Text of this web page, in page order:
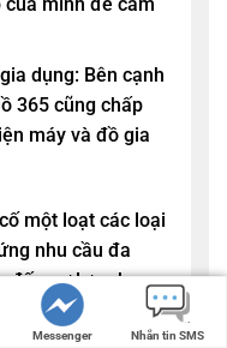
dụng: Bên cạnh
365cũng chấp
máy và đồ gia
một loạt các loại
nhu cầu đa
đến sự lựa chọn
trị tài sản.
Messenger Nhắn tin SMS
BÌNH PHƯỚC: 0764 33